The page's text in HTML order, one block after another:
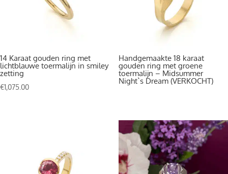
14 Karaat gouden ring met
lichtblauwe toermalijn in smiley
zetting
€1,075.00
Handgemaakte 18 karaat
gouden ring met groene
toermalijn – Midsummer
Night`s Dream (VERKOCHT)